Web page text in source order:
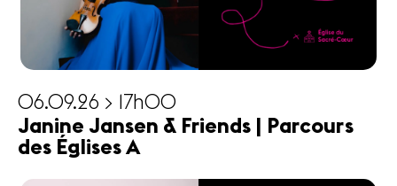
06.09.26 > 17h00
Janine Jansen & Friends | Parcours
des Églises A